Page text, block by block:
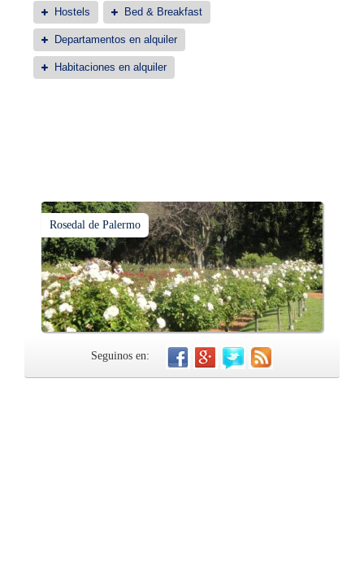
Hostels Bed & Breakfast
Departamentos en alquiler
Habitaciones en alquiler
Rosedal de Palermo
Seguinos en: